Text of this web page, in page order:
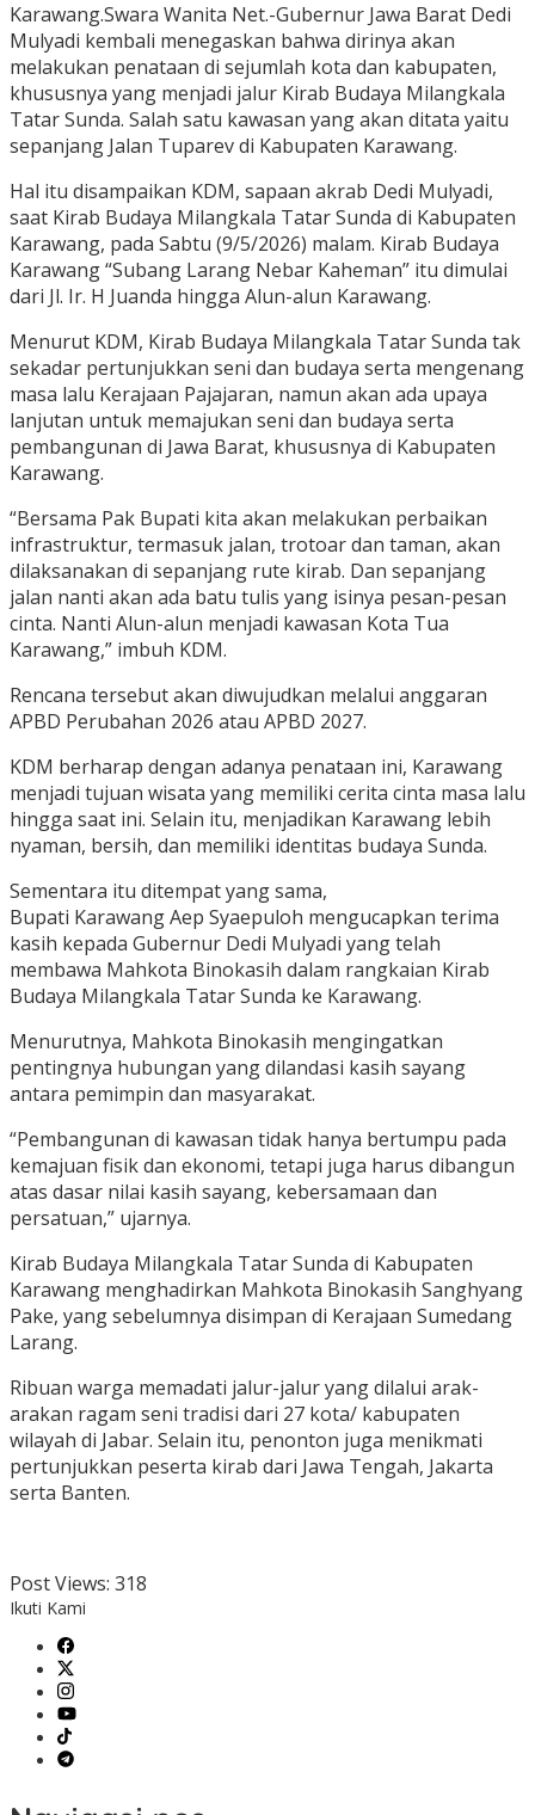
Karawang.Swara Wanita Net.-Gubernur Jawa Barat Dedi
Mulyadi kembali menegaskan bahwa dirinya akan
melakukan penataan di sejumlah kota dan kabupaten,
khususnya yang menjadi jalur Kirab Budaya Milangkala
Tatar Sunda. Salah satu kawasan yang akan ditata yaitu
sepanjang Jalan Tuparev di Kabupaten Karawang.
Hal itu disampaikan KDM, sapaan akrab Dedi Mulyadi,
saat Kirab Budaya Milangkala Tatar Sunda di Kabupaten
Karawang, pada Sabtu (9/5/2026) malam. Kirab Budaya
Karawang “Subang Larang Nebar Kaheman” itu dimulai
dari Jl. Ir. H Juanda hingga Alun-alun Karawang.
Menurut KDM, Kirab Budaya Milangkala Tatar Sunda tak
sekadar pertunjukkan seni dan budaya serta mengenang
masa lalu Kerajaan Pajajaran, namun akan ada upaya
lanjutan untuk memajukan seni dan budaya serta
pembangunan di Jawa Barat, khususnya di Kabupaten
Karawang.
“Bersama Pak Bupati kita akan melakukan perbaikan
infrastruktur, termasuk jalan, trotoar dan taman, akan
dilaksanakan di sepanjang rute kirab. Dan sepanjang
jalan nanti akan ada batu tulis yang isinya pesan-pesan
cinta. Nanti Alun-alun menjadi kawasan Kota Tua
Karawang,” imbuh KDM.
Rencana tersebut akan diwujudkan melalui anggaran
APBD Perubahan 2026 atau APBD 2027.
KDM berharap dengan adanya penataan ini, Karawang
menjadi tujuan wisata yang memiliki cerita cinta masa lalu
hingga saat ini. Selain itu, menjadikan Karawang lebih
nyaman, bersih, dan memiliki identitas budaya Sunda.
Sementara itu ditempat yang sama,
Bupati Karawang Aep Syaepuloh mengucapkan terima
kasih kepada Gubernur Dedi Mulyadi yang telah
membawa Mahkota Binokasih dalam rangkaian Kirab
Budaya Milangkala Tatar Sunda ke Karawang.
Menurutnya, Mahkota Binokasih mengingatkan
pentingnya hubungan yang dilandasi kasih sayang
antara pemimpin dan masyarakat.
“Pembangunan di kawasan tidak hanya bertumpu pada
kemajuan fisik dan ekonomi, tetapi juga harus dibangun
atas dasar nilai kasih sayang, kebersamaan dan
persatuan,” ujarnya.
Kirab Budaya Milangkala Tatar Sunda di Kabupaten
Karawang menghadirkan Mahkota Binokasih Sanghyang
Pake, yang sebelumnya disimpan di Kerajaan Sumedang
Larang.
Ribuan warga memadati jalur-jalur yang dilalui arak-
arakan ragam seni tradisi dari 27 kota/ kabupaten
wilayah di Jabar. Selain itu, penonton juga menikmati
pertunjukkan peserta kirab dari Jawa Tengah, Jakarta
serta Banten.
Post Views: 318
Ikuti Kami